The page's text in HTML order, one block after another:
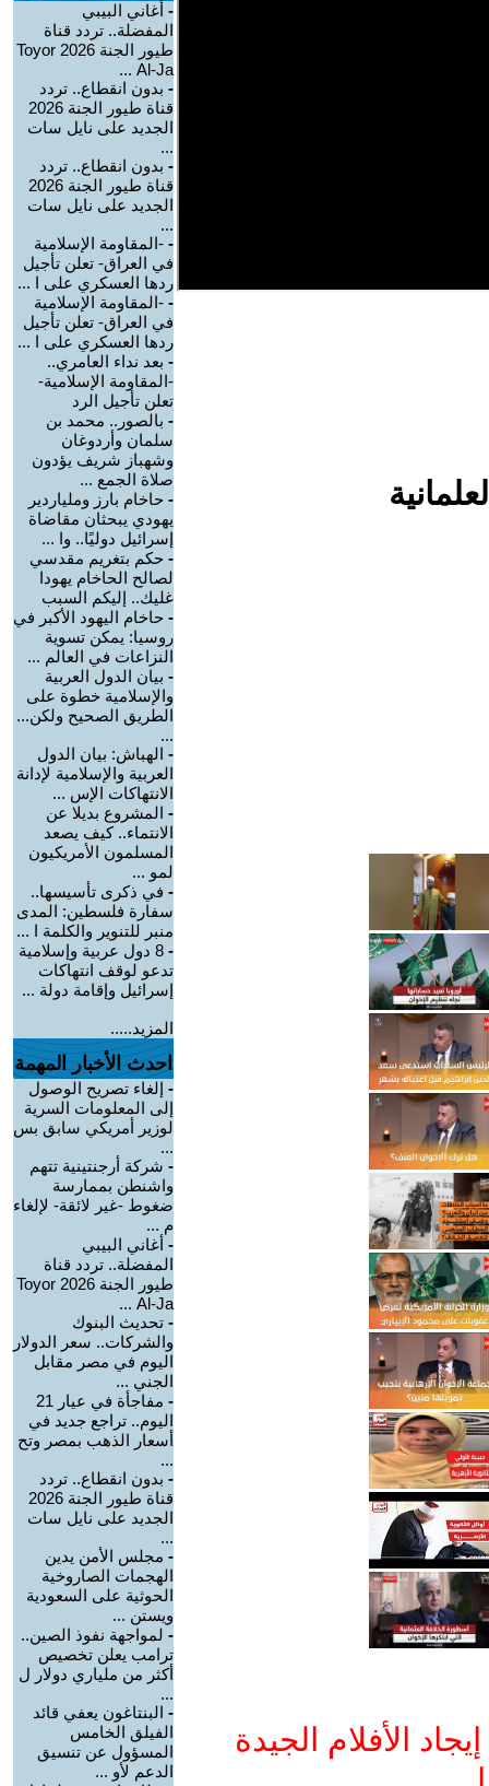
الأفلام الجيدة
- أغاني البيبي
المفضلة.. تردد قناة
طيور الجنة 2026 Toyor
Al-Ja ...
- بدون انقطاع.. تردد
قناة طيور الجنة 2026
الجديد على نايل سات
...
- بدون انقطاع.. تردد
قناة طيور الجنة 2026
الجديد على نايل سات
...
- -المقاومة الإسلامية
في العراق- تعلن تأجيل
ردها العسكري على ا ...
- -المقاومة الإسلامية
في العراق- تعلن تأجيل
ردها العسكري على ا ...
- بعد نداء العامري..
-المقاومة الإسلامية-
تعلن تأجيل الرد
- بالصور.. محمد بن
سلمان وأردوغان
وشهباز شريف يؤدون
صلاة الجمع ...
- حاخام بارز وملياردير
يهودي يبحثان مقاضاة
إسرائيل دوليًا.. وا ...
- حكم بتغريم مقدسي
لصالح الحاخام يهودا
غليك.. إليكم السبب
- حاخام اليهود الأكبر في
روسيا: يمكن تسوية
النزاعات في العالم ...
- بيان الدول العربية
والإسلامية خطوة على
الطريق الصحيح ولكن...
...
- الهباش: بيان الدول
العربية والإسلامية لإدانة
الانتهاكات الإس ...
- المشروع بديلا عن
الانتماء.. كيف يصعد
المسلمون الأمريكيون
لمو ...
- في ذكرى تأسيسها..
سفارة فلسطين: المدى
منبر للتنوير والكلمة ا ...
-
8 دول عربية وإسلامية
تدعو لوقف انتهاكات
إسرائيل وإقامة دولة ...
المزيد.....
احدث الأخبار المهمة
- إلغاء تصريح الوصول
إلى المعلومات السرية
لوزير أمريكي سابق بس
...
- شركة أرجنتينية تتهم
واشنطن بممارسة
ضغوط -غير لائقة- لإلغاء
م ...
- أغاني البيبي
المفضلة.. تردد قناة
طيور الجنة 2026 Toyor
Al-Ja ...
- تحديث البنوك
والشركات.. سعر الدولار
اليوم في مصر مقابل
الجني ...
-
مفاجأة في عيار 21
اليوم.. تراجع جديد في
أسعار الذهب بمصر وتح
...
- بدون انقطاع.. تردد
قناة طيور الجنة 2026
الجديد على نايل سات
...
- مجلس الأمن يدين
الهجمات الصاروخية
الحوثية على السعودية
ويستن ...
- لمواجهة نفوذ الصين..
ترامب يعلن تخصيص
أكثر من ملياري دولار ل
...
- البنتاغون يعفي قائد
الفيلق الخامس
المسؤول عن تنسيق
الدعم لأو ...